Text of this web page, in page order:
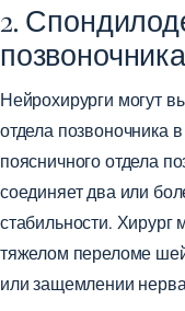
2.
позвоночника
Нейрохирурги могут
отдела позвоночника
поясничного отдела
соединяет два или
стабильности. Хирург
тяжелом переломе
или защемлении